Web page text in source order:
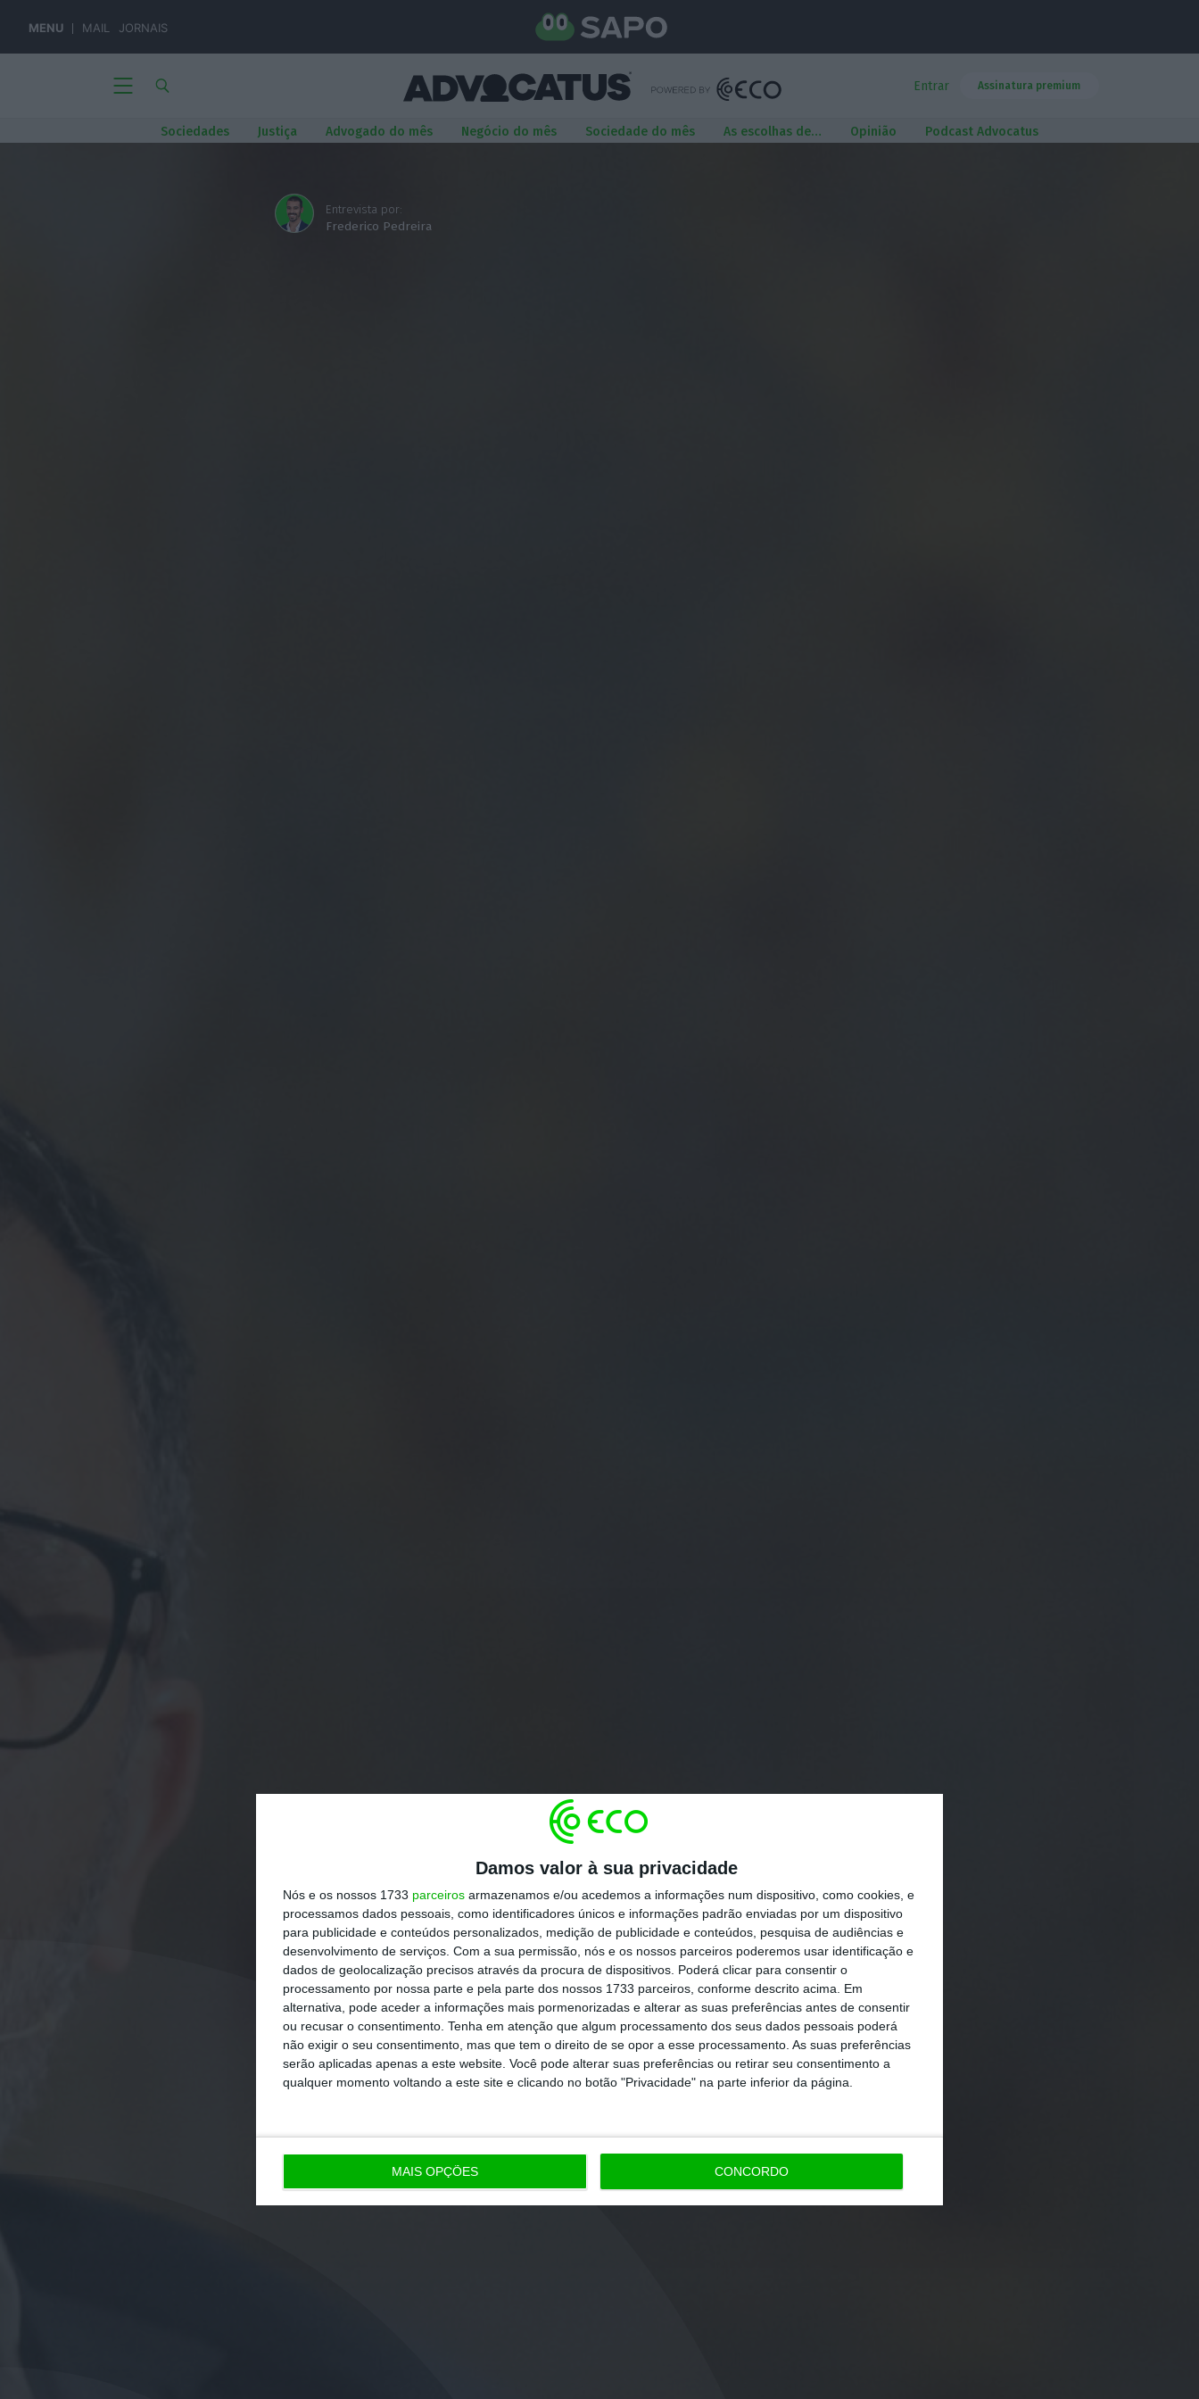
Damos valor à sua privacidade
Nós e os nossos 1733 parceiros armazenamos e/ou acedemos a informações num dispositivo, como cookies, e
processamos dados pessoais, como identificadores únicos e informações padrão enviadas por um dispositivo
para publicidade e conteúdos personalizados, medição de publicidade e conteúdos, pesquisa de audiências e
desenvolvimento de serviços. Com a sua permissão, nós e os nossos parceiros poderemos usar identificação e
dados de geolocalização precisos através da procura de dispositivos. Poderá clicar para consentir o
processamento por nossa parte e pela parte dos nossos 1733 parceiros, conforme descrito acima. Em
alternativa, pode aceder a informações mais pormenorizadas e alterar as suas preferências antes de consentir
ou recusar o consentimento. Tenha em atenção que algum processamento dos seus dados pessoais poderá
não exigir o seu consentimento, mas que tem o direito de se opor a esse processamento. As suas preferências
serão aplicadas apenas a este website. Você pode alterar suas preferências ou retirar seu consentimento a
qualquer momento voltando a este site e clicando no botão "Privacidade" na parte inferior da página.
MAIS OPÇÕES CONCORDO
MENU MAIL JORNAIS
Entrar Assinatura premium
Sociedades Justiça Advogado do mês Negócio do mês Sociedade do mês As escolhas de… Opinião Podcast Advocatus
Entrevista por:
Frederico Pedreira